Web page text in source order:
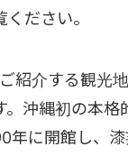
ください。
紹介する観光
。沖縄初の本格
年に開館し、